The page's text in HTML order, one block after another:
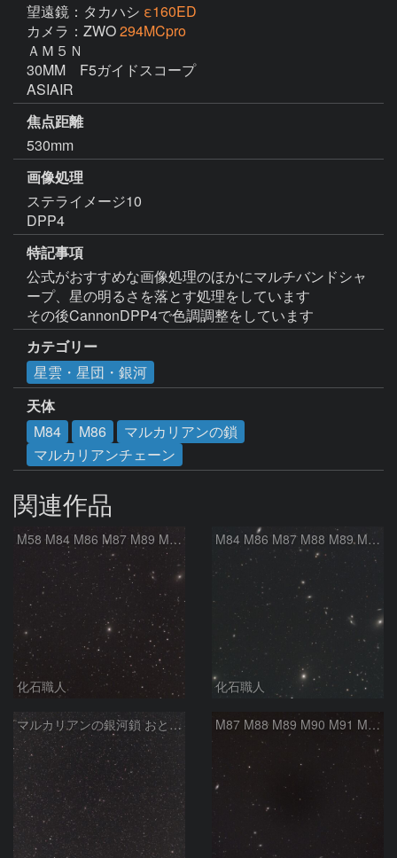
望遠鏡：タカハシ ε160ED
カメラ：ZWO294MCpro
ＡＭ５Ｎ
30MM　F5ガイドスコープ
焦点距離
530mm
画像処理
ステライメージ10
DPP4
特記事項
公式がおすすめな画像処理のほかにマルチバンドシャ
ープ、星の明るさを落とす処理をしています
その後CannonDPP4で色調調整をしています
カテゴリー
星雲・星団・銀河
天体
M84
M86
マルカリアンの鎖
マルカリアンチェーン
関連作品
M58 M84 M86 M87 M89 M90 マルカリアンの銀河鎖 おとめ座 かみのけ座
化石職人
M84 M86 M87 M88 M89 M90 M91 マルカリアンの銀河鎖 おとめ座 かみのけ座
化石職人
マルカリアンの銀河鎖 おとめ座・ かみのけ座の銀河 M87 M88 M89 M90 M91 M100 マルカリアンの銀河鎖 おとめ座 かみのけ座